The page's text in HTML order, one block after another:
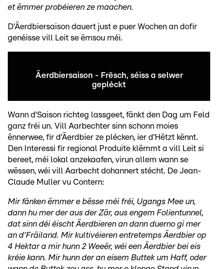
et ëmmer probéieren ze maachen.
D’Äerdbiersaison dauert just e puer Wochen an dofir
genéisse vill Leit se ëmsou méi.
Äerdbiersaison - Frësch, séiss a selwer
gepléckt
Wann d’Saison richteg lassgeet, fänkt den Dag um Feld
ganz fréi un. Vill Aarbechter sinn schonn moies
ënnerwee, fir d’Äerdbier ze plécken, ier d’Hëtzt kënnt.
Den Interessi fir regional Produite klëmmt a vill Leit si
bereet, méi lokal anzekaafen, virun allem wann se
wëssen, wéi vill Aarbecht dohannert stécht. De Jean-
Claude Muller vu Contern:
Mir fänken ëmmer e bësse méi fréi, Ugangs Mee un,
dann hu mer der aus der Zär, aus engem Folientunnel,
dat sinn déi éischt Äerdbieren an dann duerno gi mer
an d'Fräiland. Mir kultivéieren entretemps Äerdbier op
4 Hektar a mir hunn 2 Weeër, wéi een Äerdbier bei eis
kréie kann. Mir hunn der an eisem Buttek um Haff, oder